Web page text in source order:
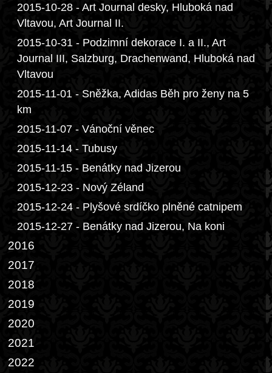
2015-10-28 - Art Journal desky, Hluboká nad
Vltavou, Art Journal II.
2015-10-31 - Podzimní dekorace I. a II., Art
Journal III, Salzburg, Drachenwand, Hluboká nad
Vltavou
2015-11-01 - Sněžka, Adidas Běh pro ženy na 5
km
2015-11-07 - Vánoční věnec
2015-11-14 - Tubusy
2015-11-15 - Benátky nad Jizerou
2015-12-23 - Nový Zéland
2015-12-24 - Plyšové srdíčko plněné catnipem
2015-12-27 - Benátky nad Jizerou, Na koni
2016
2017
2018
2019
2020
2021
2022